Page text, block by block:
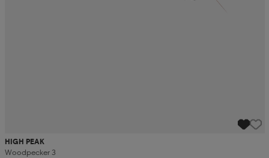
HIGH PEAK
Woodpecker 3